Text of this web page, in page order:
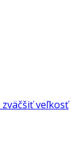
zväčšiť veľkosť